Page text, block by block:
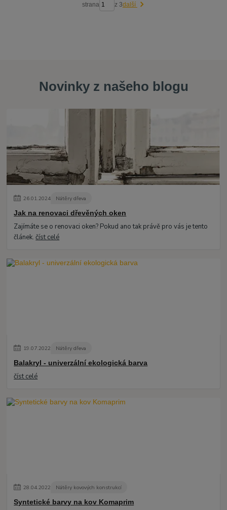
strana z 3další
Novinky z našeho blogu
26.01.2024 Nátěry dřeva
Jak na renovaci dřevěných oken
Zajímáte se o renovaci oken? Pokud ano tak právě pro vás je tento
článek.číst celé
19.07.2022 Nátěry dřeva
Balakryl - univerzální ekologická barva
číst celé
28.04.2022 Nátěry kovových konstrukcí
Syntetické barvy na kov Komaprim